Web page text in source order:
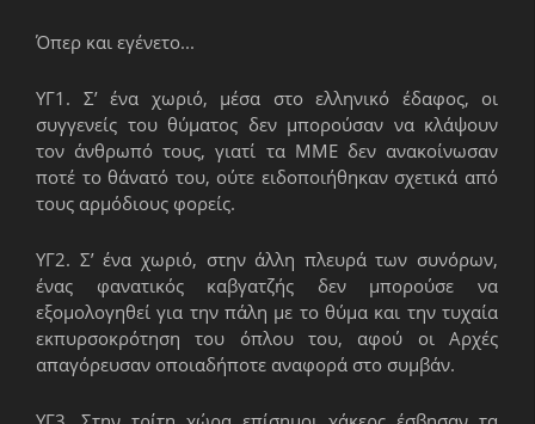
Όπερ και εγένετο...
ΥΓ1. Σ’ ένα χωριό, μέσα στο ελληνικό έδαφος, οι
συγγενείς του θύματος δεν μπορούσαν να κλάψουν
τον άνθρωπό τους, γιατί τα ΜΜΕ δεν ανακοίνωσαν
ποτέ το θάνατό του, ούτε ειδοποιήθηκαν σχετικά από
τους αρμόδιους φορείς.
ΥΓ2. Σ’ ένα χωριό, στην άλλη πλευρά των συνόρων,
ένας φανατικός καβγατζής δεν μπορούσε να
εξομολογηθεί για την πάλη με το θύμα και την τυχαία
εκπυρσοκρότηση του όπλου του, αφού οι Αρχές
απαγόρευσαν οποιαδήποτε αναφορά στο συμβάν.